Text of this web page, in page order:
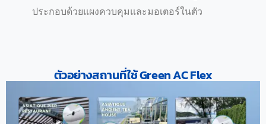
ประกอบด้วยแผงควบคุมและมอเตอร์ในตัว
ตัวอย่างสถานที่ใช้ Green AC Flex